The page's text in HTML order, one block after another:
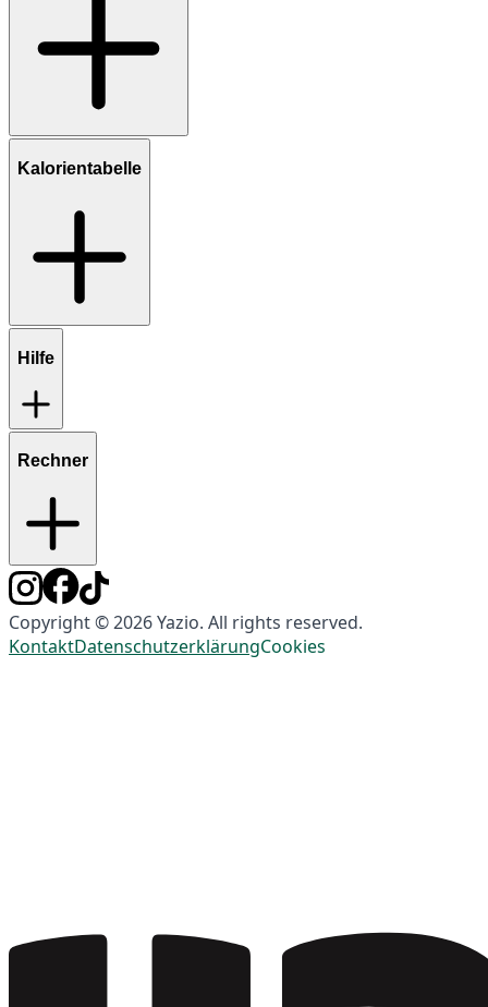
Kalorientabelle
Hilfe
Rechner
Copyright © 2026 Yazio. All rights reserved.
KontaktDatenschutzerklärungCookies